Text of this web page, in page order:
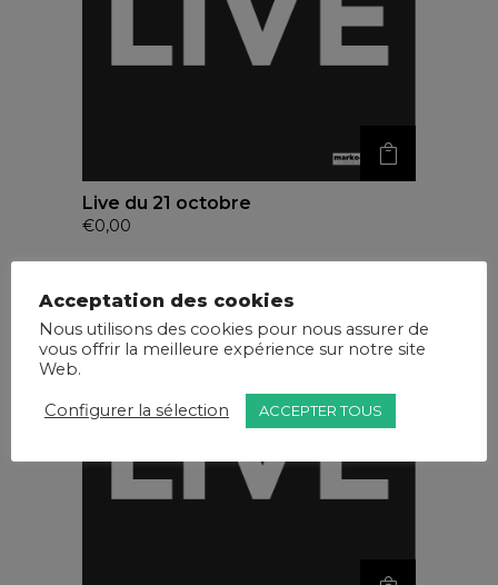
Live du 21 octobre
€0,00
Acceptation des cookies
Nous utilisons des cookies pour nous assurer de
vous offrir la meilleure expérience sur notre site
Web.
Configurer la sélection ACCEPTER TOUS